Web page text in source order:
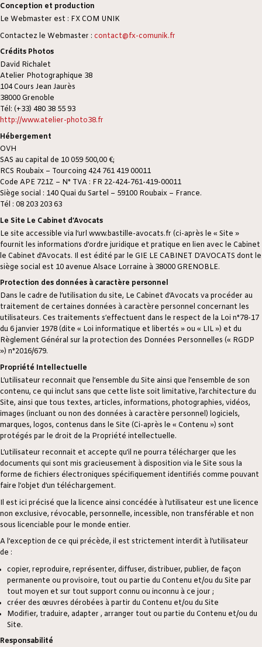
Conception et production
Le Webmaster est : FX COM UNIK
Contactez le Webmaster : contact@fx-comunik.fr
Crédits Photos
David Richalet
Atelier Photographique 38
104 Cours Jean Jaurès
38000 Grenoble
Tél: (+33) 480 38 55 93
http://www.atelier-photo38.fr
Hébergement
OVH
SAS au capital de 10 059 500,00 €;
RCS Roubaix – Tourcoing 424 761 419 00011
Code APE 721Z – N° TVA : FR 22-424-761-419-00011
Siège social : 140 Quai du Sartel – 59100 Roubaix – France.
Tél : 08 203 203 63
Le Site Le Cabinet d’Avocats
Le site accessible via l’url www.bastille-avocats.fr (ci-après le « Site »
fournit les informations d’ordre juridique et pratique en lien avec le Cabinet
le Cabinet d’Avocats. Il est édité par le GIE LE CABINET D’AVOCATS dont le
siège social est 10 avenue Alsace Lorraine à 38000 GRENOBLE.
Protection des données à caractère personnel
Dans le cadre de l’utilisation du site, Le Cabinet d’Avocats va procéder au
traitement de certaines données à caractère personnel concernant les
utilisateurs. Ces traitements s’effectuent dans le respect de la Loi n°78-17
du 6 janvier 1978 (dite « Loi informatique et libertés » ou « LIL ») et du
Règlement Général sur la protection des Données Personnelles (« RGDP
») n°2016/679.
Propriété Intellectuelle
L’utilisateur reconnait que l’ensemble du Site ainsi que l’ensemble de son
contenu, ce qui inclut sans que cette liste soit limitative, l’architecture du
Site, ainsi que tous textes, articles, informations, photographies, vidéos,
images (incluant ou non des données à caractère personnel) logiciels,
marques, logos, contenus dans le Site (Ci-après le « Contenu ») sont
protégés par le droit de la Propriété intellectuelle.
L’utilisateur reconnait et accepte qu’il ne pourra télécharger que les
documents qui sont mis gracieusement à disposition via le Site sous la
forme de fichiers électroniques spécifiquement identifiés comme pouvant
faire l’objet d’un téléchargement.
Il est ici précisé que la licence ainsi concédée à l’utilisateur est une licence
non exclusive, révocable, personnelle, incessible, non transférable et non
sous licenciable pour le monde entier.
A l’exception de ce qui précède, il est strictement interdit à l’utilisateur
de :
copier, reproduire, représenter, diffuser, distribuer, publier, de façon
permanente ou provisoire, tout ou partie du Contenu et/ou du Site par
tout moyen et sur tout support connu ou inconnu à ce jour ;
créer des œuvres dérobées à partir du Contenu et/ou du Site
Modifier, traduire, adapter , arranger tout ou partie du Contenu et/ou du
Site.
Responsabilité